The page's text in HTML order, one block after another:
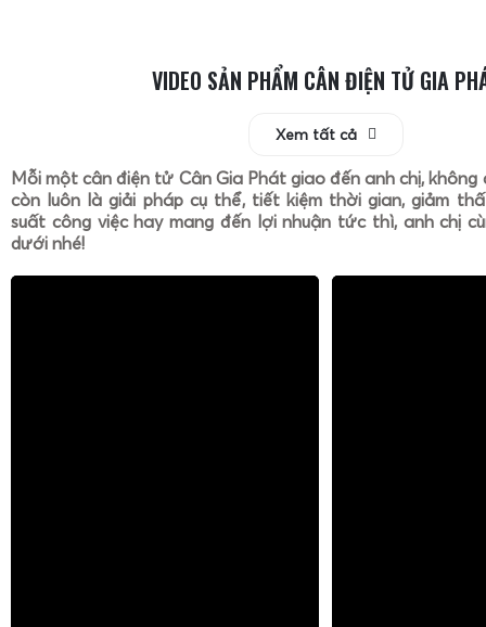
VIDEO SẢN PHẨM CÂN ĐIỆN TỬ GIA
Xem tất cả
Mỗi một cân điện tử Cân Gia Phát giao đến anh chị, không
còn luôn là giải pháp cụ thể, tiết kiệm thời gian, giảm
suất công việc hay mang đến lợi nhuận tức thì, anh chị
dưới nhé!